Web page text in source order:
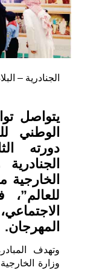
الجنادرية –
يتواصل
الوطني
دورته
الخارجية
المهرجان.
وتهدف
وزارة